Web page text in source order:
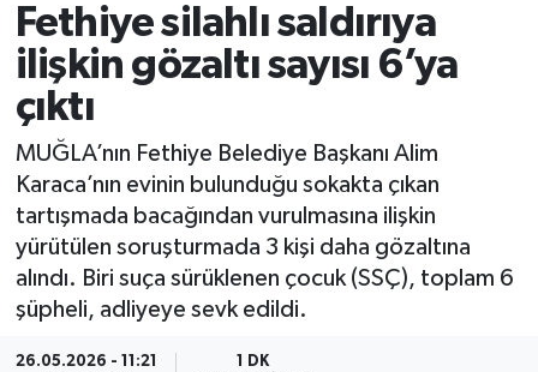
Fethiye silahlı saldırıya
ilişkin gözaltı sayısı 6’ya
çıktı
MUĞLA’nın Fethiye Belediye Başkanı Alim
Karaca’nın evinin bulunduğu sokakta çıkan
tartışmada bacağından vurulmasına ilişkin
yürütülen soruşturmada 3 kişi daha gözaltına
alındı. Biri suça sürüklenen çocuk (SSÇ), toplam 6
şüpheli, adliyeye sevk edildi.
26.05.2026 - 11:21 1 DK
Spor
Ekonomi
Sağlık
Magazin
Kültür Sanat
Tüm Manşetler
Son Dakika Haberleri
Haber Arşivi